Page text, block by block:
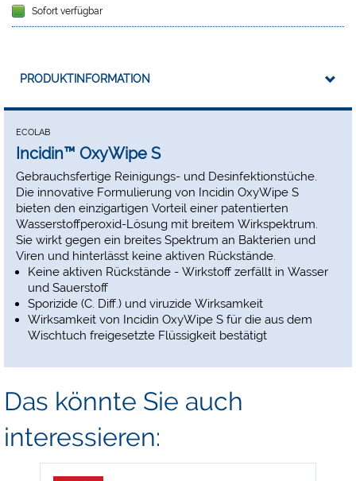
Sofort verfügbar
PRODUKTINFORMATION
ECOLAB
Incidin™ OxyWipe S
Gebrauchsfertige Reinigungs- und Desinfektionstüche.
Die innovative Formulierung von Incidin OxyWipe S
bieten den einzigartigen Vorteil einer patentierten
Wasserstoffperoxid-Lösung mit breitem Wirkspektrum.
Sie wirkt gegen ein breites Spektrum an Bakterien und
Viren und hinterlässt keine aktiven Rückstände.
Keine aktiven Rückstände - Wirkstoff zerfällt in Wasser
und Sauerstoff
Sporizide (C. Diff.) und viruzide Wirksamkeit
Wirksamkeit von Incidin OxyWipe S für die aus dem
Wischtuch freigesetzte Flüssigkeit bestätigt
Das könnte Sie auch
interessieren: